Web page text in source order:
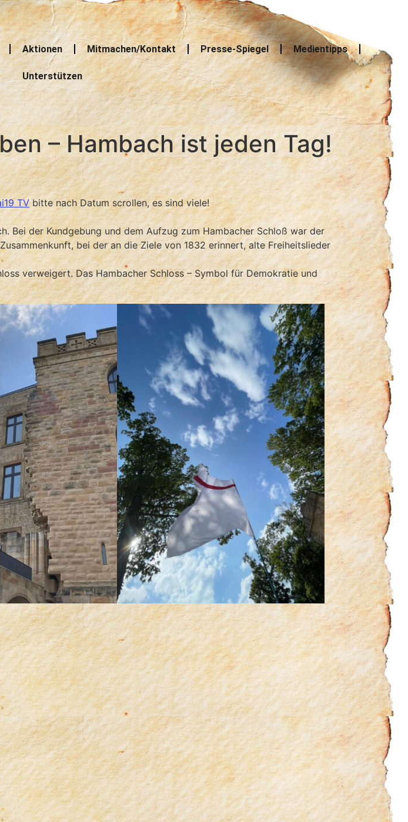
Aktionen Mitmachen/Kontakt Presse-Spiegel Medientipps
Unterstützen
– Hambach ist jeden Tag!
TVbitte nach Datum scrollen, es sind viele!
Bei der Kundgebung und dem Aufzug zum Hambacher Schloß war der
bei der an die Ziele von 1832 erinnert, alte Freiheitslieder
verweigert. Das Hambacher Schloss – Symbol für Demokratie und